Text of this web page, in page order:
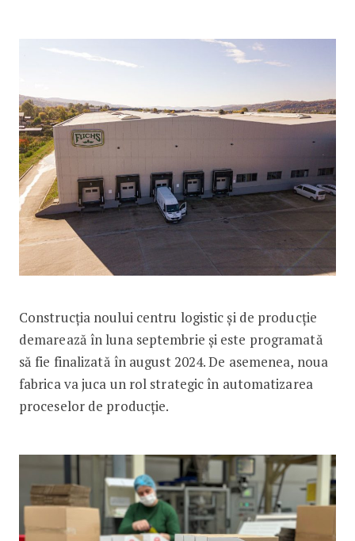
Construcția noului centru logistic și de producție
demarează în luna septembrie și este programată
să fie finalizată în august 2024. De asemenea, noua
fabrica va juca un rol strategic în automatizarea
proceselor de producție.